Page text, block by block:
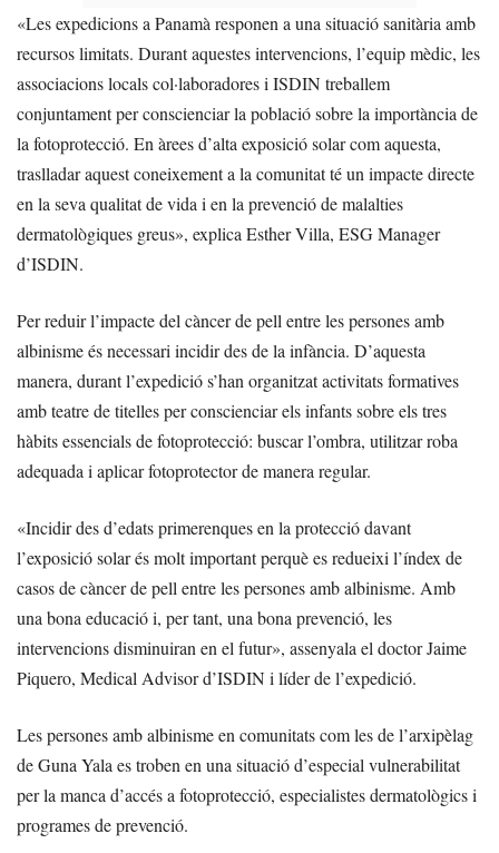
«Les expedicions a Panamà responen a una situació sanitària amb
recursos limitats. Durant aquestes intervencions, l’equip mèdic, les
associacions locals col·laboradores i ISDIN treballem
conjuntament per conscienciar la població sobre la importància de
la fotoprotecció. En àrees d’alta exposició solar com aquesta,
traslladar aquest coneixement a la comunitat té un impacte directe
en la seva qualitat de vida i en la prevenció de malalties
dermatològiques greus», explica Esther Villa, ESG Manager
d’ISDIN.
Per reduir l’impacte del càncer de pell entre les persones amb
albinisme és necessari incidir des de la infància. D’aquesta
manera, durant l’expedició s’han organitzat activitats formatives
amb teatre de titelles per conscienciar els infants sobre els tres
hàbits essencials de fotoprotecció: buscar l’ombra, utilitzar roba
adequada i aplicar fotoprotector de manera regular.
«Incidir des d’edats primerenques en la protecció davant
l’exposició solar és molt important perquè es redueixi l’índex de
casos de càncer de pell entre les persones amb albinisme. Amb
una bona educació i, per tant, una bona prevenció, les
intervencions disminuiran en el futur», assenyala el doctor Jaime
Piquero, Medical Advisor d’ISDIN i líder de l’expedició.
Les persones amb albinisme en comunitats com les de l’arxipèlag
de Guna Yala es troben en una situació d’especial vulnerabilitat
per la manca d’accés a fotoprotecció, especialistes dermatològics i
programes de prevenció.